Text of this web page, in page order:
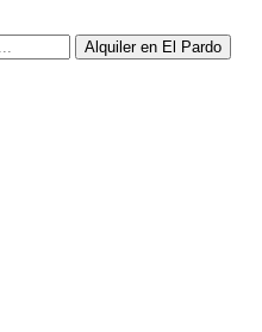
Alquiler en El Pardo